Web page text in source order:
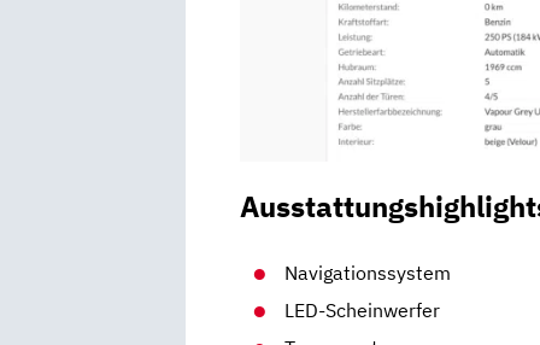
Navigationssystem
LED-Scheinwerfer